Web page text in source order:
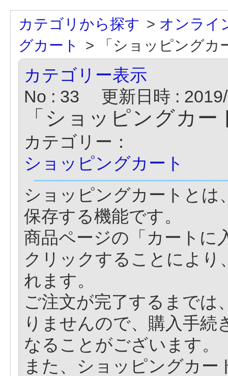
カテゴリから探す > オンライ
グカート
> 「ショッピング
カテゴリー表示
No : 33
更新日時 :
「ショッピングカ
カテゴリー：
ショッピングカート
ショッピングカートとは
保存する機能です。
商品ページの「カートに
クリックすることによ
れます。
ご注文が完了するまでは
りませんので、購入手続
なることがございます。
また、ショッピングカー